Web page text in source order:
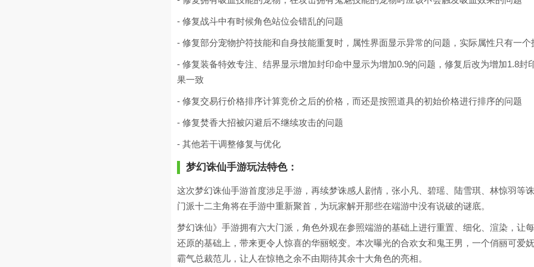
- 修复战斗中有时候角色站位会错乱的问题
- 修复部分宠物护符技能和自身技能重复时，属性界面显示异常的问题，实际属性只有一个
- 修复装备特效专注、结界显示增加封印命中显示为增加0.9的问题，修复后改为增加1.8封
果一致
- 修复交易行价格排序计算竞价之后的价格，而还是按照道具的初始价格进行排序的问题
- 修复焚香大招被闪避后不继续攻击的问题
- 其他若干调整修复与优化
梦幻诛仙手游玩法特色：
这次梦幻诛仙手游首度涉足手游，再续梦诛感人剧情，张小凡、碧瑶、陆雪琪、林惊羽等
门派十二主角将在手游中重新聚首，为玩家解开那些在端游中没有说破的谜底。
梦幻诛仙》手游拥有六大门派，角色外观在参照端游的基础上进行重置、细化、渲染，让
还原的基础上，带来更令人惊喜的华丽蜕变。本次曝光的合欢女和鬼王男，一个俏丽可爱
霸气总裁范儿，让人在惊艳之余不由期待其余十大角色的亮相。